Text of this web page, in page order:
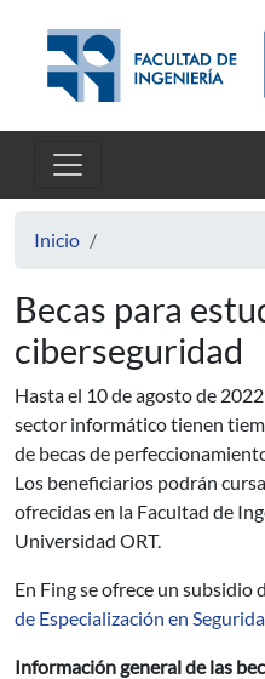
Inicio
Becas para
ciberseguridad
Hasta el 10 de agosto de
sector informático tienen
de becas de
Los beneficiarios podrán
ofrecidas en la Facultad de
Universidad ORT.
En Fing se ofrece un subsidio
de Especialización en
Información general de las